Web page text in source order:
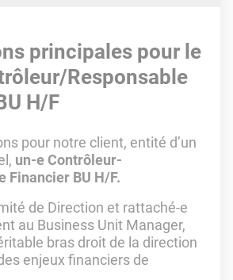
principales pour le
Responsable
H/F
pour notre client, entité d’un
un-e Contrôleur-
Financier BU H/F.
de Direction et rattaché-e
au Business Unit Manager,
bras droit de la direction
enjeux financiers de